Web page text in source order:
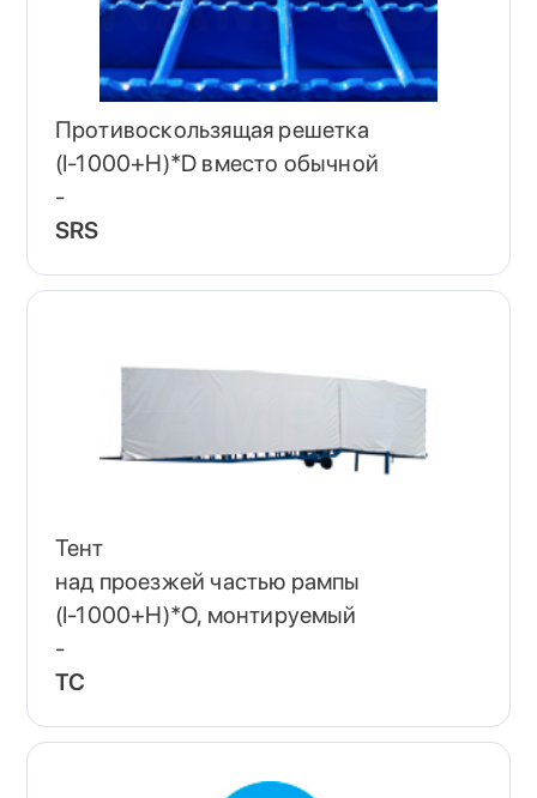
Противоскользящая решетка
(I-1000+H)*D вместо обычной
-
SRS
Тент
над проезжей частью рампы
(I-1000+H)*O, монтируемый
-
TC